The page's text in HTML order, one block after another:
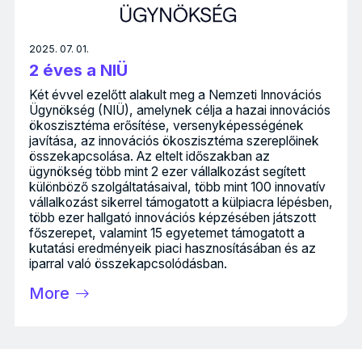
2025. 07. 01.
2 éves a NIÜ
Két évvel ezelőtt alakult meg a Nemzeti Innovációs
Ügynökség (NIÜ), amelynek célja a hazai innovációs
ökoszisztéma erősítése, versenyképességének
javítása, az innovációs ökoszisztéma szereplőinek
összekapcsolása. Az eltelt időszakban az
ügynökség több mint 2 ezer vállalkozást segített
különböző szolgáltatásaival, több mint 100 innovatív
vállalkozást sikerrel támogatott a külpiacra lépésben,
több ezer hallgató innovációs képzésében játszott
főszerepet, valamint 15 egyetemet támogatott a
kutatási eredményeik piaci hasznosításában és az
iparral való összekapcsolódásban.
More